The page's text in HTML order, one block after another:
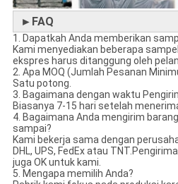
►FAQ
1. Dapatkah Anda memberikan
Kami menyediakan beberapa
ekspres harus ditanggung oleh
2. Apa MOQ (Jumlah Pesanan
Satu potong.
3. Bagaimana dengan waktu
Biasanya 7-15 hari setelah
4. Bagaimana Anda mengirim
sampai?
Kami bekerja sama dengan
DHL, UPS, FedEx atau
juga OK untuk kami.
5. Mengapa memilih Anda?